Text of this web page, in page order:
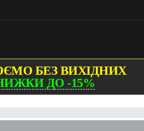
БЕЗ ВИХІДНИХ
ДО -15%